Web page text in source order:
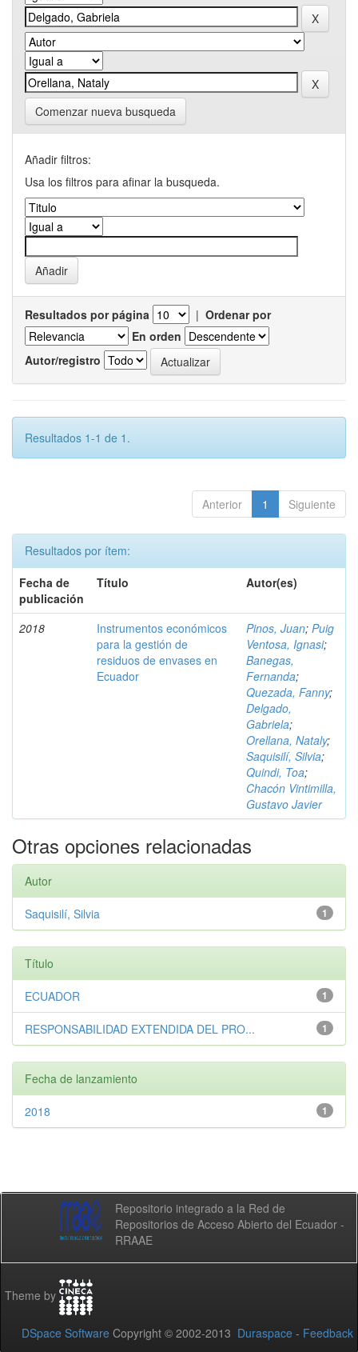
Comenzar nueva busqueda
Añadir filtros:
Usa los filtros para afinar la busqueda.
Resultados por página | Ordenar por
En orden
Autor/registro
Resultados 1-1 de 1.
Anterior 1 Siguiente
Resultados por ítem:
Fecha de
publicación
Título Autor(es)
2018
Instrumentos económicos
para la gestión de
residuos de envases en
Ecuador
Pinos, Juan; Puig
Ventosa, Ignasi;
Banegas,
Fernanda;
Quezada, Fanny;
Delgado,
Gabriela;
Orellana, Nataly;
Saquisilí, Silvia;
Quindi, Toa;
Chacón Vintimilla,
Gustavo Javier
Otras opciones relacionadas
Autor
1
Saquisilí, Silvia
Título
1
ECUADOR
1
RESPONSABILIDAD EXTENDIDA DEL PRO...
Fecha de lanzamiento
1
2018
Repositorio integrado a la Red de
Repositorios de Acceso Abierto del Ecuador -
RRAAE
Theme by
DSpace Software Copyright © 2002-2013 Duraspace - Feedback